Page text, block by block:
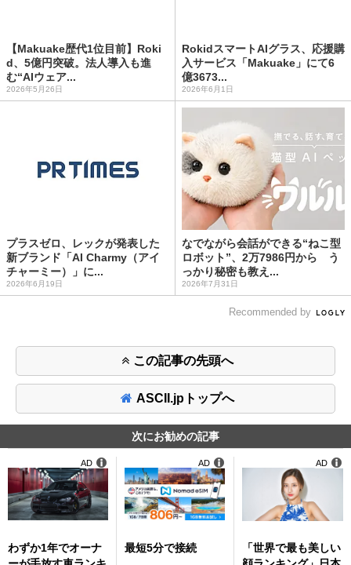
【Makuake歴代1位目前】Roki
d、5億円突破。法人導入も進
む“AIウェア...
2026年5月26日
RokidスマートAIグラス、応援購
入サービス「Makuake」にて6
億3673...
2026年6月1日
プラスゼロ、レックが発表した
新ブランド「AI Charmy（アイ
チャーミー）」に...
2026年6月19日
なでながら会話ができる“ねこ型
ロボット”、2万7986円から う
っかり秘密も教え...
2026年7月31日
Recommended by
この記事の先頭へ
ASCII.jpトップへ
次にお勧めの記事
わずか1年でオーナ
AD
最短5分で接続
AD
「世界で最も美しい
AD